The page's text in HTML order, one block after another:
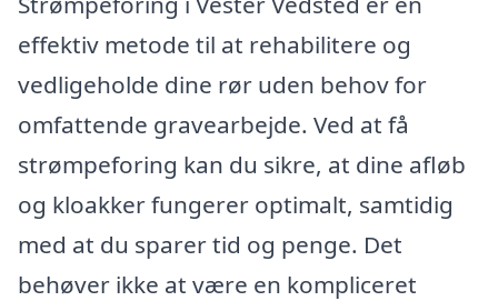
effektiv metode til at rehabilitere og
vedligeholde dine rør uden behov for
omfattende gravearbejde. Ved at få
strømpeforing kan du sikre, at dine afløb
og kloakker fungerer optimalt, samtidig
med at du sparer tid og penge. Det
behøver ikke at være en kompliceret